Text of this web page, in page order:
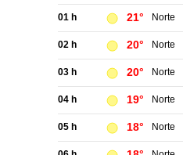
01 h 21° Norte
02 h 20° Norte
03 h 20° Norte
04 h 19° Norte
05 h 18° Norte